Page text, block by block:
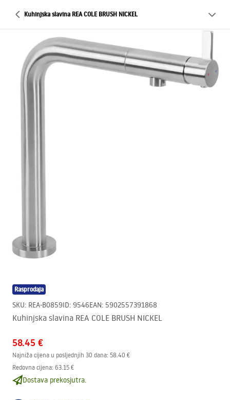
Kuhinjska slavina REA COLE BRUSH NICKEL
Rasprodaja
SKU: REA-B0859ID: 9546EAN: 5902557391868
Kuhinjska slavina REA COLE BRUSH NICKEL
58.45 €
Najniža cijena u posljednjih 30 dana: 58.40 €
Redovna cijena: 63.15 €
Dostava prekosjutra.